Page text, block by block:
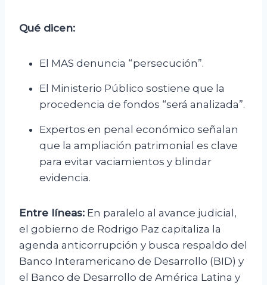
Qué dicen:
El MAS denuncia “persecución”.
El Ministerio Público sostiene que la
procedencia de fondos “será analizada”.
Expertos en penal económico señalan
que la ampliación patrimonial es clave
para evitar vaciamientos y blindar
evidencia.
Entre líneas: En paralelo al avance judicial,
el gobierno de Rodrigo Paz capitaliza la
agenda anticorrupción y busca respaldo del
Banco Interamericano de Desarrollo (BID) y
el Banco de Desarrollo de América Latina y